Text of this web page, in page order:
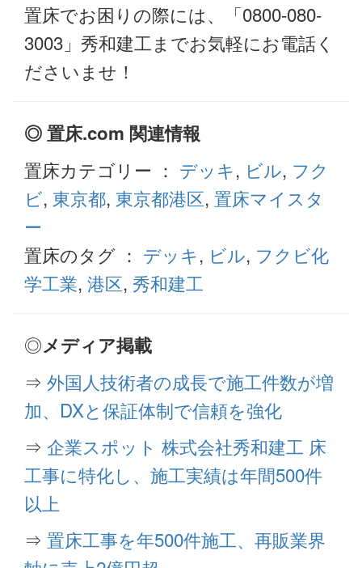
置床でお困りの際には、「0800-080-
3003」秀和建工までお気軽にお電話く
ださいませ！
◎ 置床.com 関連情報
置床カテゴリー ： デッキ, ビル, フク
ビ, 東京都, 東京都港区, 置床マイスタ
ー
置床のタグ ： デッキ, ビル, フクビ化
学工業, 港区, 秀和建工
◎メディア掲載
⇒ 外国人技術者の成長で施工件数が増
加、DXと保証体制で信頼を強化
⇒ 企業スポット 株式会社秀和建工 床
工事に特化し、施工実績は年間500件
以上
⇒ 置床工事を年500件施工、再販業界